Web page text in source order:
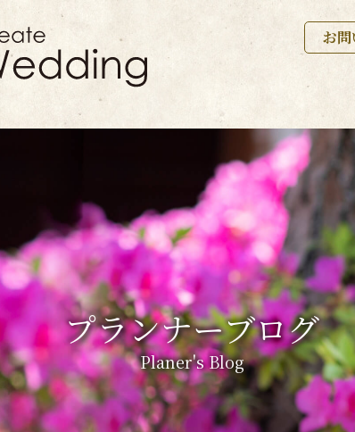
お
プランナーブログ
Planer's Blog